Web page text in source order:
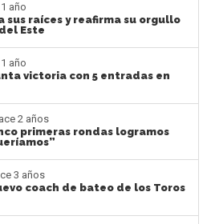
año
sus raíces y reafirma su orgullo
Este
año
victoria con 5 entradas en
2 años
primeras rondas logramos
3 años
coach de bateo de los Toros